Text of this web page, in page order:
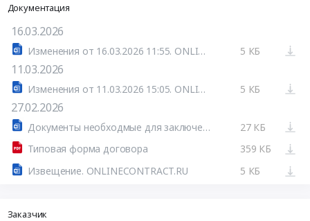
Документация
16.03.2026
Изменения от 16.03.2026 11:55. ONLINECONTRACT.RU 5 КБ
11.03.2026
Изменения от 11.03.2026 15:05. ONLINECONTRACT.RU 5 КБ
27.02.2026
Документы необходмые для заключения договора
27 КБ
Типовая форма договора
359 КБ
Извещение. ONLINECONTRACT.RU
5 КБ
Заказчик